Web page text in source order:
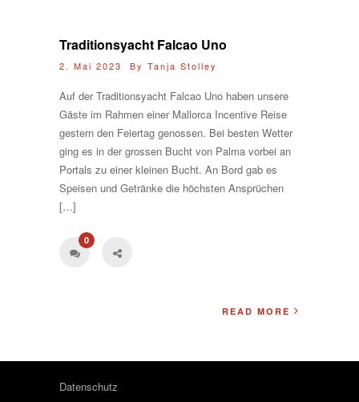
Traditionsyacht Falcao Uno
2. Mai 2023 By Tanja Stolley
Auf der Traditionsyacht Falcao Uno haben unsere
Gäste im Rahmen einer Mallorca Incentive Reise
gestern den Feiertag genossen. Bei besten Wetter
ging es in der grossen Bucht von Palma vorbei an
Portals zu einer kleinen Bucht. An Bord gab es
Speisen und Getränke die höchsten Ansprüchen
[…]
0
READ MORE
Datenschutz